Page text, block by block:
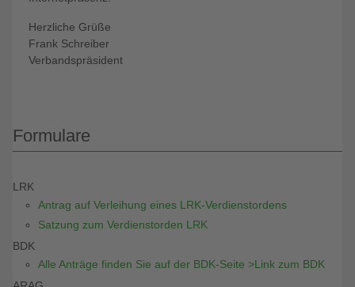
Herzliche Grüße
Frank Schreiber
Verbandspräsident
Formulare
LRK
Antrag auf Verleihung eines LRK-Verdienstordens
Satzung zum Verdienstorden LRK
BDK
Alle Anträge finden Sie auf der BDK-Seite >Link zum BDK